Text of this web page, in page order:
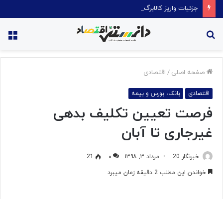
جزئیات واریز کالابرگ خردادماه:
صفحه اصلی / اقتصادی
اقتصادی بانک، بورس و بیمه
فرصت تعیین تکلیف بدهی
غیرجاری تا آبان
خبرنگار 20 مرداد ۳, ۱۳۹۸ ۰
21
خواندن این مطلب 2 دقیقه زمان میبرد